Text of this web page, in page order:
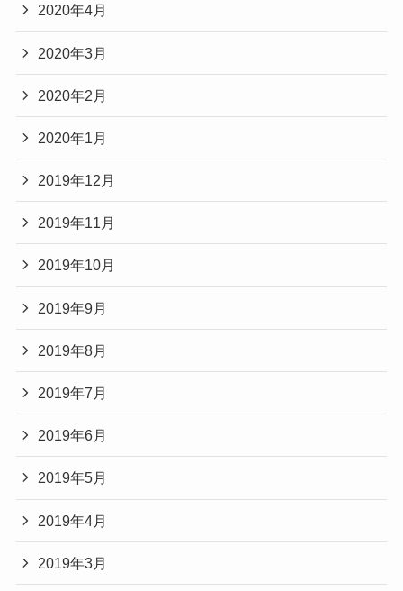
2020年4月
2020年3月
2020年2月
2020年1月
2019年12月
2019年11月
2019年10月
2019年9月
2019年8月
2019年7月
2019年6月
2019年5月
2019年4月
2019年3月